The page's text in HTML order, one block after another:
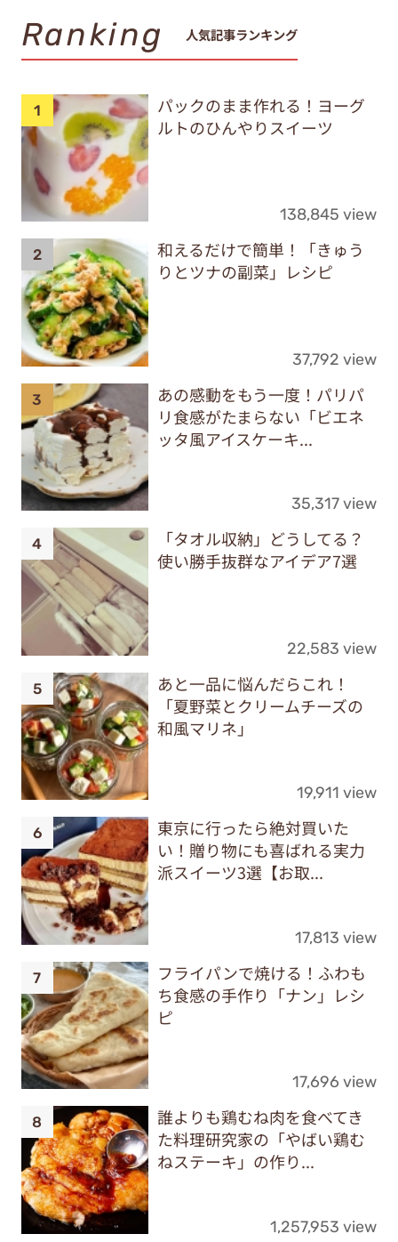
Ranking 人気記事ランキング
パックのまま作れる！ヨーグ
ルトのひんやりスイーツ
138,845 view
和えるだけで簡単！「きゅう
りとツナの副菜」レシピ
37,792 view
あの感動をもう一度！パリパ
リ食感がたまらない「ビエネ
ッタ風アイスケーキ...
35,317 view
「タオル収納」どうしてる？
使い勝手抜群なアイデア7選
22,583 view
あと一品に悩んだらこれ！
「夏野菜とクリームチーズの
和風マリネ」
19,911 view
東京に行ったら絶対買いた
い！贈り物にも喜ばれる実力
派スイーツ3選【お取...
17,813 view
フライパンで焼ける！ふわも
ち食感の手作り「ナン」レシ
ピ
17,696 view
誰よりも鶏むね肉を食べてき
た料理研究家の「やばい鶏む
ねステーキ」の作り...
1,257,953 view